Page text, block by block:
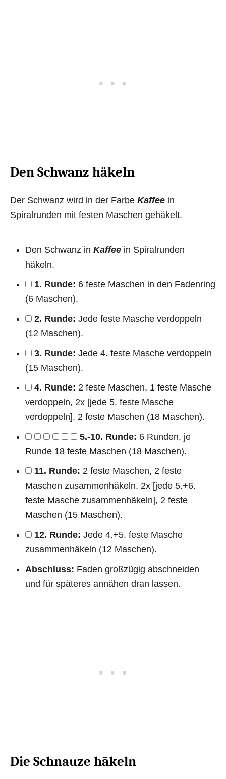
Den Schwanz häkeln
Der Schwanz wird in der Farbe Kaffee in
Spiralrunden mit festen Maschen gehäkelt.
Den Schwanz in Kaffee in Spiralrunden
häkeln.
1. Runde: 6 feste Maschen in den Fadenring
(6 Maschen).
2. Runde: Jede feste Masche verdoppeln
(12 Maschen).
3. Runde: Jede 4. feste Masche verdoppeln
(15 Maschen).
4. Runde: 2 feste Maschen, 1 feste Masche
verdoppeln, 2x [jede 5. feste Masche
verdoppeln], 2 feste Maschen (18 Maschen).
5.-10. Runde: 6 Runden, je
Runde 18 feste Maschen (18 Maschen).
11. Runde: 2 feste Maschen, 2 feste
Maschen zusammenhäkeln, 2x [jede 5.+6.
feste Masche zusammenhäkeln], 2 feste
Maschen (15 Maschen).
12. Runde: Jede 4.+5. feste Masche
zusammenhäkeln (12 Maschen).
Abschluss: Faden großzügig abschneiden
und für späteres annähen dran lassen.
Die Schnauze häkeln